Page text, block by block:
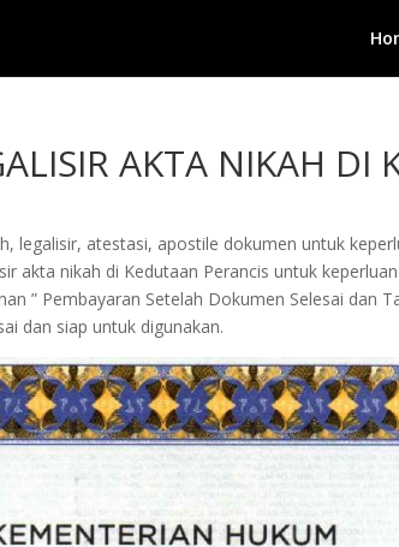
AKTA NIKAH DI
legalisir, atestasi, apostile dokumen untuk
akta nikah di Kedutaan Perancis untuk
” Pembayaran Setelah Dokumen Selesai dan
dan siap untuk digunakan.